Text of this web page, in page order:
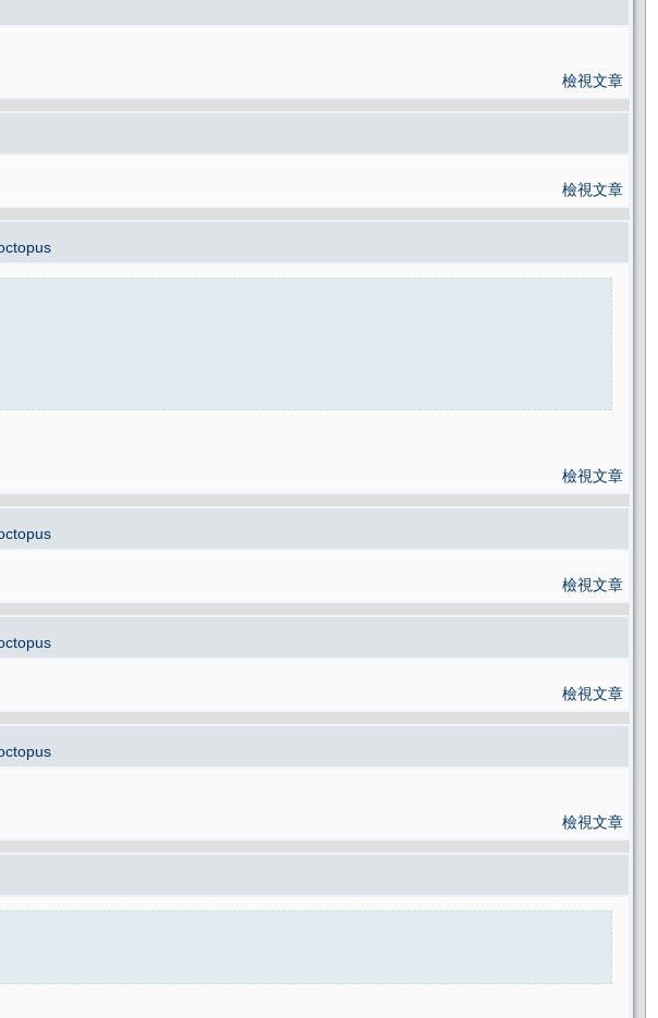
檢視文章
檢視文章
檢視文章
檢視文章
檢視文章
檢視文章